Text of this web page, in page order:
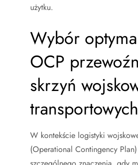
użytku.
Wybór
OCP
skrzyń
transportowych
W kontekście logistyki
(Operational Contingency